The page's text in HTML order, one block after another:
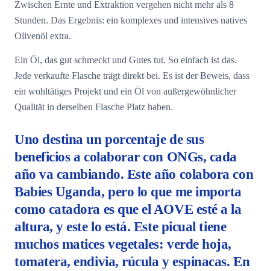
Zwischen Ernte und Extraktion vergehen nicht mehr als 8
Stunden. Das Ergebnis: ein komplexes und intensives natives
Olivenöl extra.
Ein Öl, das gut schmeckt und Gutes tut. So einfach ist das.
Jede verkaufte Flasche trägt direkt bei. Es ist der Beweis, dass
ein wohltätiges Projekt und ein Öl von außergewöhnlicher
Qualität in derselben Flasche Platz haben.
Uno destina un porcentaje de sus
beneficios a colaborar con ONGs, cada
año va cambiando. Este año colabora con
Babies Uganda, pero lo que me importa
como catadora es que el AOVE esté a la
altura, y este lo está. Este picual tiene
muchos matices vegetales: verde hoja,
tomatera, endivia, rúcula y espinacas. En